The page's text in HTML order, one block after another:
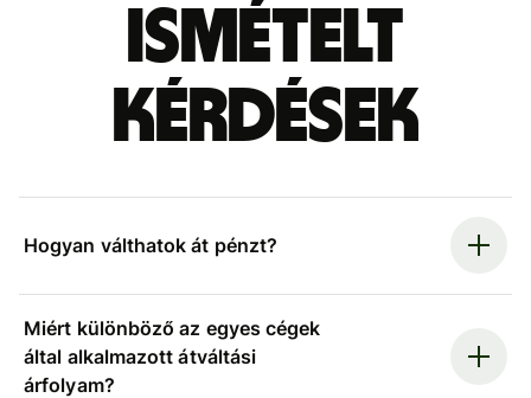
ismételt
kérdések
Hogyan válthatok át pénzt?
Miért különböző az egyes cégek
által alkalmazott átváltási
árfolyam?